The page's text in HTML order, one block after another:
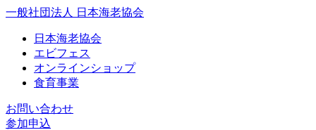
一般社団法人 日本海老協会
日本海老協会
エビフェス
オンラインショップ
食育事業
お問い合わせ
参加申込